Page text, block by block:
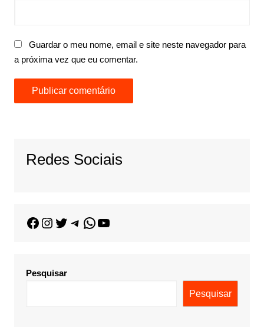
Guardar o meu nome, email e site neste navegador para
a próxima vez que eu comentar.
Redes Sociais
Pesquisar
Pesquisar